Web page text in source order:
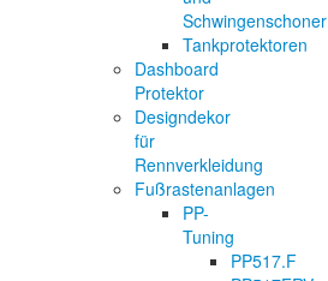
Schwingenschoner
Tankprotektoren
Dashboard
Protektor
Designdekor
für
Rennverkleidung
Fußrastenanlagen
PP-
Tuning
PP517.F